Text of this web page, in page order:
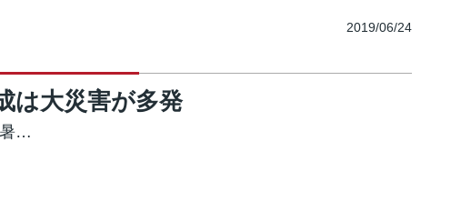
2019/06/24
は大災害が多発
暑…